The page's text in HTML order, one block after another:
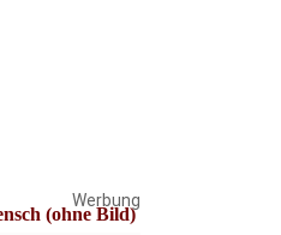
Werbung